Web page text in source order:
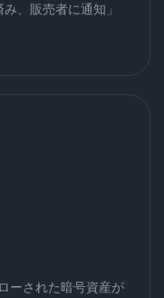
、販売者に通知」
ーされた暗号資産が